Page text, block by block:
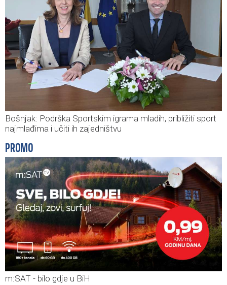
Bošnjak: Podrška Sportskim igrama mladih, približiti sport
najmlađima i učiti ih zajedništvu
PROMO
m:SAT - bilo gdje u BiH